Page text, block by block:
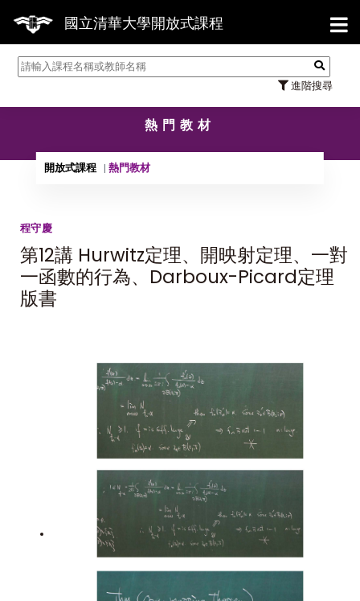
國立清華大學開放式課程
進階搜尋
【
熱門教材
開放式課程 熱門教材
程守慶
第12講 Hurwitz定理、開映射定理、一對
一函數的行為、Darboux-Picard定理
版書